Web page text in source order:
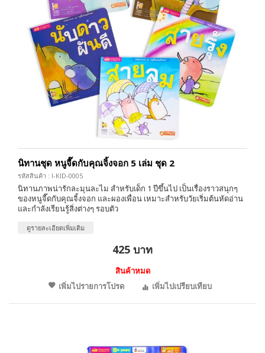
นิทานชุด หนูจี๊ดกับคุณจิ้งจอก 5 เล่ม ชุด 2
รหัสสินค้า : I-KID-0005
นิทานภาพน่ารักละมุนละไม สำหรับเด็ก 1 ปีขึ้นไป เป็นเรื่องราวสนุกๆ
ของหนูจี๊ดกับคุณจิ้งจอก และผองเพื่อน เหมาะสำหรับวัยเริ่มต้นหัดอ่าน
และกำลังเรียนรู้สิ่งต่างๆ รอบตัว
ดูรายละเอียดเพิ่มเติม
425 บาท
สินค้าหมด
เพิ่มไปรายการโปรด
เพิ่มไปเปรียบเทียบ